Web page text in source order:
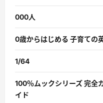
000人
0歳からはじめる 子育ての
1/64
100％ムックシリーズ 完全
イド